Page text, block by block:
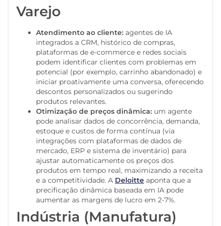
Varejo
Atendimento ao cliente: agentes de IA
integrados a CRM, histórico de compras,
plataformas de e-commerce e redes sociais
podem identificar clientes com problemas em
potencial (por exemplo, carrinho abandonado) e
iniciar proativamente uma conversa, oferecendo
descontos personalizados ou sugerindo
produtos relevantes.
Otimização de preços dinâmica: um agente
pode analisar dados de concorrência, demanda,
estoque e custos de forma contínua (via
integrações com plataformas de dados de
mercado, ERP e sistema de inventário) para
ajustar automaticamente os preços dos
produtos em tempo real, maximizando a receita
e a competitividade. A Deloitte aponta que a
precificação dinâmica baseada em IA pode
aumentar as margens de lucro em 2-7%.
Indústria (Manufatura)